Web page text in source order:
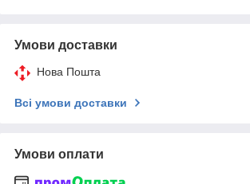
Умови доставки
Нова Пошта
Всі умови доставки
Умови оплати